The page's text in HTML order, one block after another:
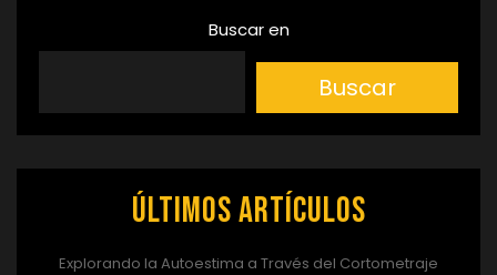
Buscar en
Buscar
Últimos artículos
Explorando la Autoestima a Través del Cortometraje